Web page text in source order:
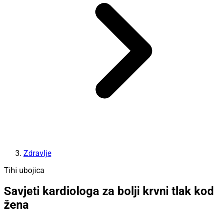
Zdravlje
Tihi ubojica
Savjeti kardiologa za bolji krvni tlak kod
žena